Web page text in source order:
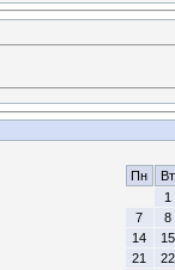
Пн
Вт
1
7
8
14
15
21
22